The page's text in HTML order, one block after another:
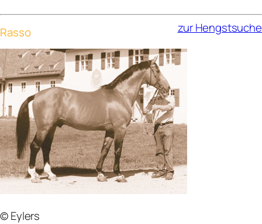
zur Hengstsuche
Rasso
© Eylers